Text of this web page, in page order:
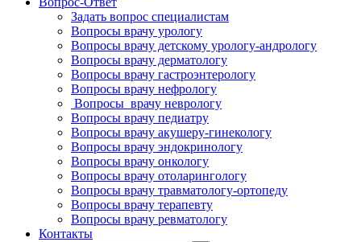
Задать вопрос специалистам
Вопросы врачу урологу
Вопросы врачу детскому урологу-андрологу
Вопросы врачу дерматологу
Вопросы врачу гастроэнтерологу
Вопросы врачу нефрологу
Вопросы врачу неврологу
Вопросы врачу педиатру
Вопросы врачу акушеру-гинекологу
Вопросы врачу эндокринологу
Вопросы врачу онкологу
Вопросы врачу отоларингологу
Вопросы врачу травматологу-ортопеду
Вопросы врачу терапевту
Вопросы врачу ревматологу
Контакты